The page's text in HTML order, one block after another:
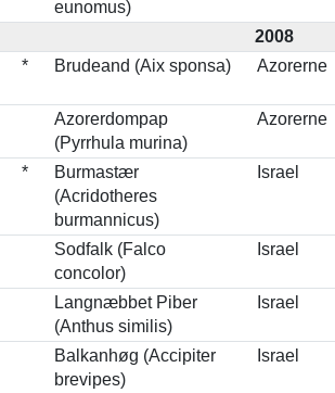
eunomus)
2008
* Brudeand (Aix sponsa) Azorerne
Azorerdompap
(Pyrrhula murina)
Azorerne
*
Burmastær
(Acridotheres
burmannicus)
Israel
Sodfalk (Falco
concolor)
Israel
Langnæbbet Piber
(Anthus similis)
Israel
Balkanhøg (Accipiter
brevipes)
Israel